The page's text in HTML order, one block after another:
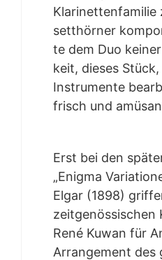
sett­hör­ner
te dem Duo
keit, die­ses
Instru­men­te
frisch und
Erst bei den
„Enig­ma
Elgar (1898)
zeit­ge­nös­si­schen
René Kuwan für
Arran­ge­ment